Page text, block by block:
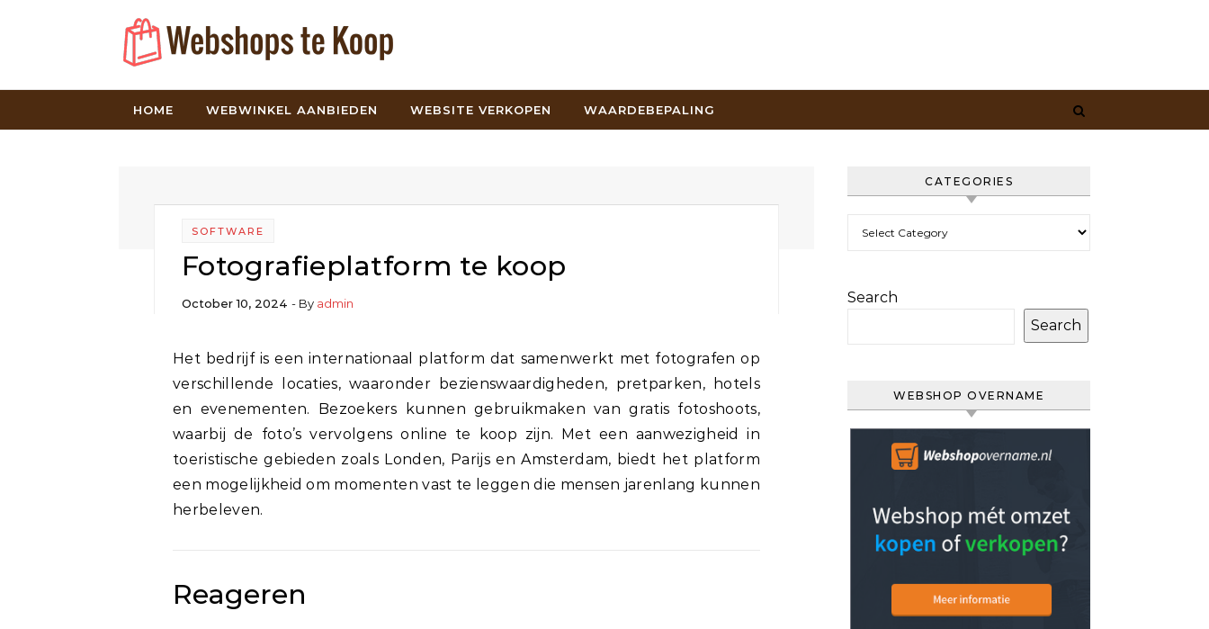
HOME WEBWINKEL AANBIEDEN WEBSITE VERKOPEN WAARDEBEPALING
SOFTWARE
Fotografieplatform te koop
October 10, 2024 - By admin
Het bedrijf is een internationaal platform dat samenwerkt met fotografen op
verschillende locaties, waaronder bezienswaardigheden, pretparken, hotels
en evenementen. Bezoekers kunnen gebruikmaken van gratis fotoshoots,
waarbij de foto’s vervolgens online te koop zijn. Met een aanwezigheid in
toeristische gebieden zoals Londen, Parijs en Amsterdam, biedt het platform
een mogelijkheid om momenten vast te leggen die mensen jarenlang kunnen
herbeleven.
Reageren
CATEGORIES
Search
Search
WEBSHOP OVERNAME